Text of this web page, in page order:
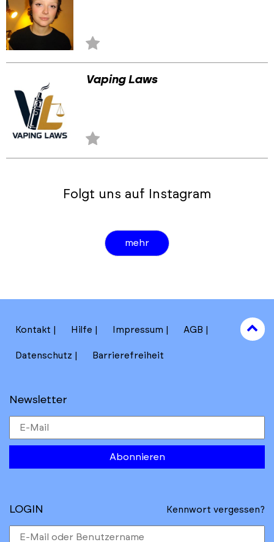
Zu
hinzufügen
Vaping Laws
Zu
Folgt uns auf Instagram
mehr,
Kontakt Hilfe Impressum AGB
Datenschutz Barrierefreiheit
Newsletter
Abonnieren
to
top
LOGIN Kennwort vergessen?